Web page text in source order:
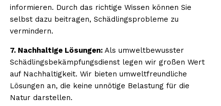
informieren. Durch das richtige Wissen können Sie
selbst dazu beitragen, Schädlingsprobleme zu
vermindern.
7. Nachhaltige Lösungen: Als umweltbewusster
Schädlingsbekämpfungsdienst legen wir großen Wert
auf Nachhaltigkeit. Wir bieten umweltfreundliche
Lösungen an, die keine unnötige Belastung für die
Natur darstellen.